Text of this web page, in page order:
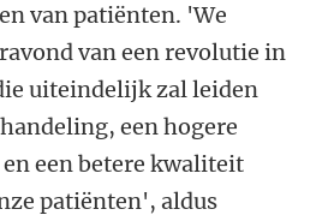
van patiënten. 'We
van een revolutie in
uiteindelijk zal leiden
een hogere
een betere kwaliteit
patiënten', aldus